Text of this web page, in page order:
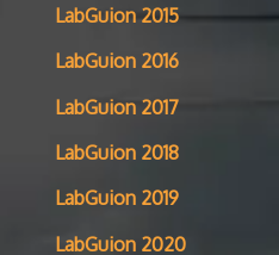
LabGuion 2015
LabGuion 2016
LabGuion 2017
LabGuion 2018
LabGuion 2019
LabGuion 2020